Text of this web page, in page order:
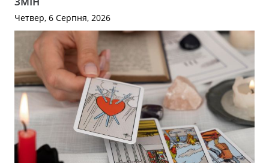
Четвер, 6 Серпня, 2026